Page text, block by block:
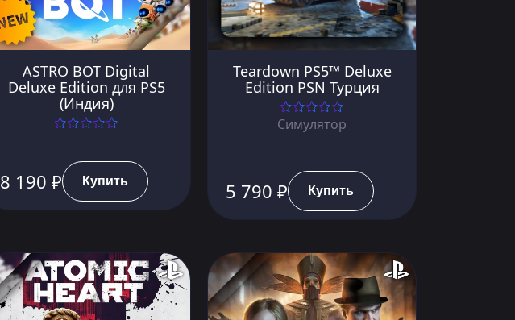
ASTRO BOT Digital
Deluxe Edition для PS5
(Индия)
8 190 ₽ Купить
Teardown PS5™ Deluxe
Edition PSN Турция
Симулятор
5 790 ₽ Купить